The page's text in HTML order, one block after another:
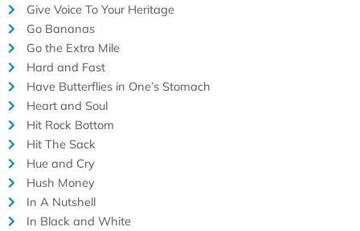
Give Voice To Your Heritage
Go Bananas
Go the Extra Mile
Hard and Fast
Have Butterflies in One’s Stomach
Heart and Soul
Hit Rock Bottom
Hit The Sack
Hue and Cry
Hush Money
In A Nutshell
In Black and White